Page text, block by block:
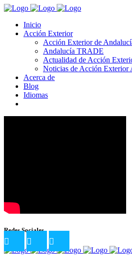
Inicio
Acción Exterior
Acción Exterior de
Andalucía TRADE
Actualidad de Acción
Noticias de Acción Exterior
Acerca de
Blog
Idiomas
Redes Sociales